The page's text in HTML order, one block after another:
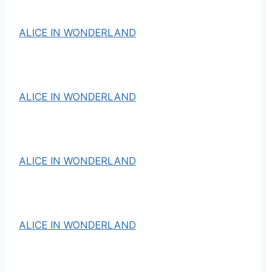
ALICE IN WONDERLAND
ALICE IN WONDERLAND
ALICE IN WONDERLAND
ALICE IN WONDERLAND